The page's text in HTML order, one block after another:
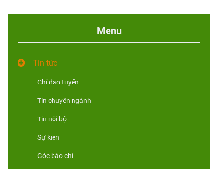
Menu
Tin tức
Chỉ đạo tuyến
Tin chuyên ngành
Tin nội bộ
Sự kiện
Góc báo chí